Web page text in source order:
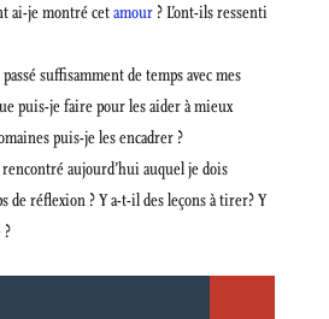
ai-je montré cetamour? L’ont-ils ressenti
suffisamment de temps avec mes
puis-je faire pour les aider à mieux
puis-je les encadrer ?
aujourd’hui auquel je dois
de réflexion ? Y a-t-il des leçons à tirer? Y
?